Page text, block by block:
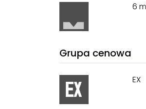
6
Grupa cenowa
EX